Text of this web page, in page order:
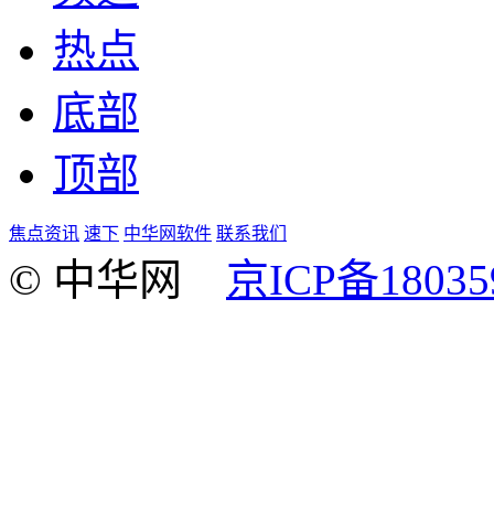
热点
底部
顶部
焦点资讯 速下 中华网软件 联系我们
© 中华网 京ICP备